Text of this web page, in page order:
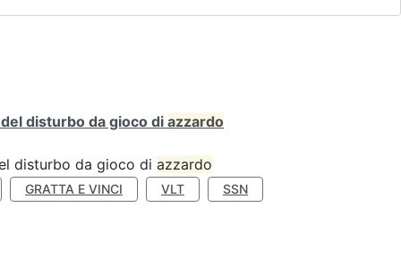
disturbo da gioco di azzardo
disturbo da gioco di azzardo
GRATTA E VINCI VLT SSN